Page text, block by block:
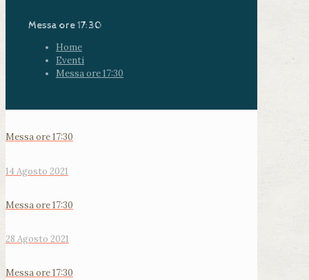
Messa ore 17:30
Home
Eventi
Messa ore 17:30
Messa ore 17:30
14 Agosto 2021
Messa ore 17:30
28 Agosto 2021
Messa ore 17:30